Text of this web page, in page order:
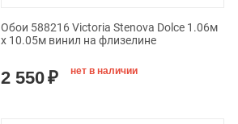
Обои 588216 Victoria Stenova Dolce 1.06м
x 10.05м винил на флизелине
2 550₽ нет в наличии